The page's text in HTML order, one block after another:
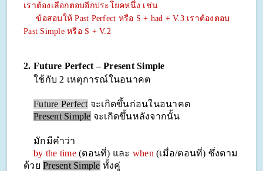
เราต้องเลือกตอบอีกประโยคหนึ่ง เช่น
ข้อสอบให้ Past Perfect หรือ S + had + V.3 เราต้องตอบ
Past Simple หรือ S + V.2
2. Future Perfect – Present Simple
ใช้กับ 2 เหตุการณ์ในอนาคต
Future Perfect จะเกิดขึ้นก่อนในอนาคต
Present Simple จะเกิดขึ้นหลังจากนั้น
มักมีคำว่า
by the time (ตอนที่) และ when (เมื่อ/ตอนที่) ซึ่งตาม
ด้วย Present Simple ทั้งคู่